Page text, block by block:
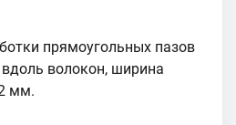
прямоугольных пазов
волокон, ширина
мм.